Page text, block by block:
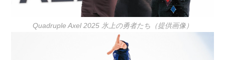
Quadruple Axel 2025 氷上の勇者たち（提供画像）